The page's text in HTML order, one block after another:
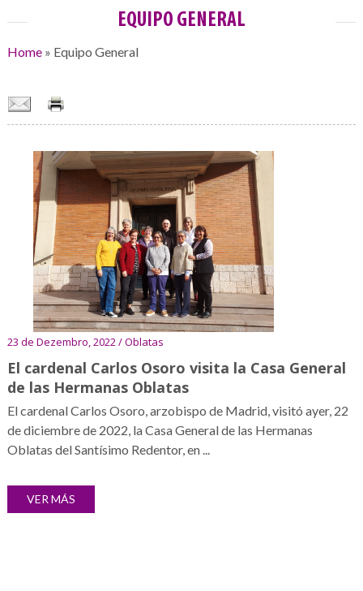
EQUIPO GENERAL
Home» Equipo General
23 de Dezembro, 2022 / Oblatas
El cardenal Carlos Osoro visita la Casa General
de las Hermanas Oblatas
El cardenal Carlos Osoro, arzobispo de Madrid, visitó ayer, 22
de diciembre de 2022, la Casa General de las Hermanas
Oblatas del Santísimo Redentor, en ...
VER MÁS